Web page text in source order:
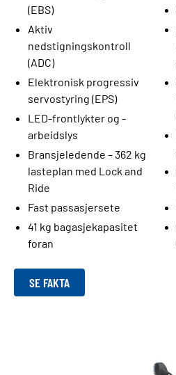
(EBS)
Aktiv
nedstigningskontroll
(ADC)
Elektronisk progressiv
servostyring (EPS)
LED-frontlykter og -
arbeidslys
Bransjeledende – 362 kg
lasteplan med Lock and
Ride
Fast passasjersete
41 kg bagasjekapasitet
foran
SE FAKTA